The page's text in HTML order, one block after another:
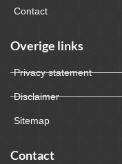
Contact
Overige links
Privacy statement
Disclaimer
Sitemap
Contact